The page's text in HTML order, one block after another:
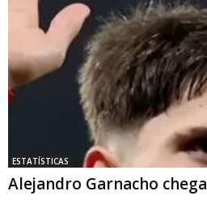
ESTATÍSTICAS
Alejandro Garnacho